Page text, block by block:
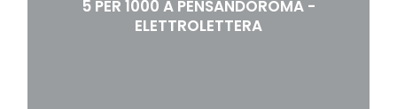
5 PER 1000 A PENSANDOROMA -
ELETTROLETTERA